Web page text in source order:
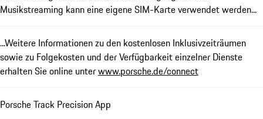
Musikstreaming kann eine eigene SIM-Karte verwendet werden...
...Weitere Informationen zu den kostenlosen Inklusivzeiträumen
sowie zu Folgekosten und der Verfügbarkeit einzelner Dienste
erhalten Sie online unterwww.porsche.de/connect
Porsche Track Precision App